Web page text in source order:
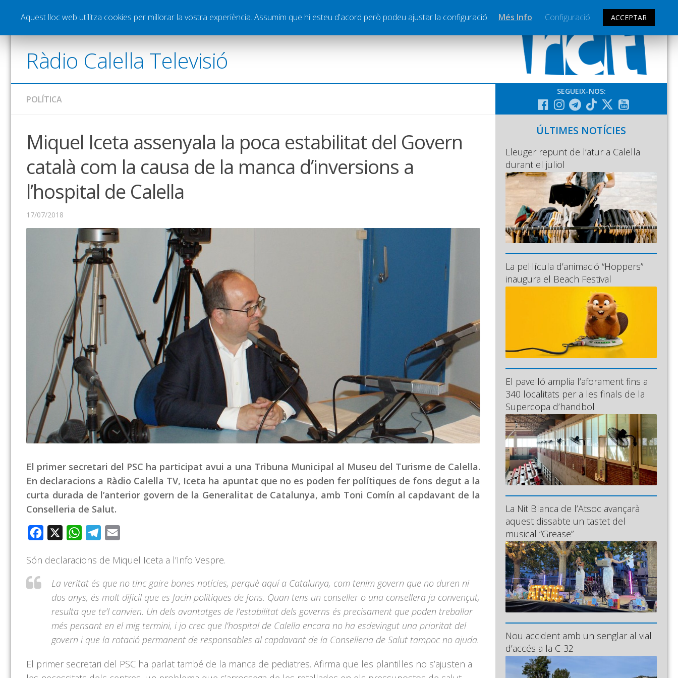
Notícies Esports Pòdcasts Vídeos Graella Publicitat Contacte
Ràdio Calella Televisió
POLÍTICA
Miquel Iceta assenyala la poca estabilitat del Govern
català com la causa de la manca d’inversions a
l’hospital de Calella
17/07/2018
El primer secretari del PSC ha participat avui a una Tribuna Municipal al Museu del Turisme de Calella.
En declaracions a Ràdio Calella TV, Iceta ha apuntat que no es poden fer polítiques de fons degut a la
curta durada de l’anterior govern de la Generalitat de Catalunya, amb Toni Comín al capdavant de la
Conselleria de Salut.
Facebook WhatsAppTelegram
Són declaracions de Miquel Iceta a l’Info Vespre.
La veritat és que no tinc gaire bones notícies, perquè aquí a Catalunya, com tenim govern que no duren ni
dos anys, és molt difícil que es facin polítiques de fons. Quan tens un conseller o una consellera ja convençut,
resulta que te’l canvien. Un dels avantatges de l’estabilitat dels governs és precisament que poden treballar
més pensant en el mig termini, i jo crec que l’hospital de Calella encara no ha esdevingut una prioritat del
govern i que la rotació permanent de responsables al capdavant de la Conselleria de Salut tampoc no ajuda.
El primer secretari del PSC ha parlat també de la manca de pediatres. Afirma que les plantilles no s’ajusten a
SEGUEIX-NOS:
ÚLTIMES NOTÍCIES
Lleuger repunt de l’atur a Calella
durant el juliol
La pel·lícula d’animació “Hoppers”
inaugura el Beach Festival
El pavelló amplia l’aforament fins a
340 localitats per a les finals de la
Supercopa d’handbol
La Nit Blanca de l’Atsoc avançarà
aquest dissabte un tastet del
musical “Grease”
Nou accident amb un senglar al vial
d’accés a la C-32
Aquest lloc web utilitza cookies per millorar la vostra experiència. Assumim que hi esteu d'acord però podeu ajustar la configuració. Més Info Configuració ACCEPTAR